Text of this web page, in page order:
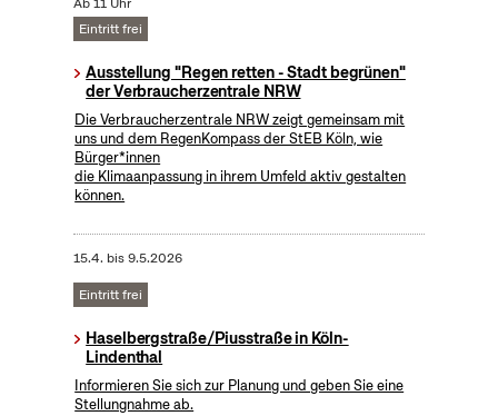
Eintritt frei
Ausstellung "Regen retten - Stadt begrünen"
der Verbraucherzentrale NRW
Die Verbraucherzentrale NRW zeigt gemeinsam mit
uns und dem RegenKompass der StEB Köln, wie
Bürger*innen
die Klimaanpassung in ihrem Umfeld aktiv gestalten
können.
15.4. bis9.5.2026
Eintritt frei
Haselbergstraße/Piusstraße in Köln-
Lindenthal
Informieren Sie sich zur Planung und geben Sie eine
Stellungnahme ab.